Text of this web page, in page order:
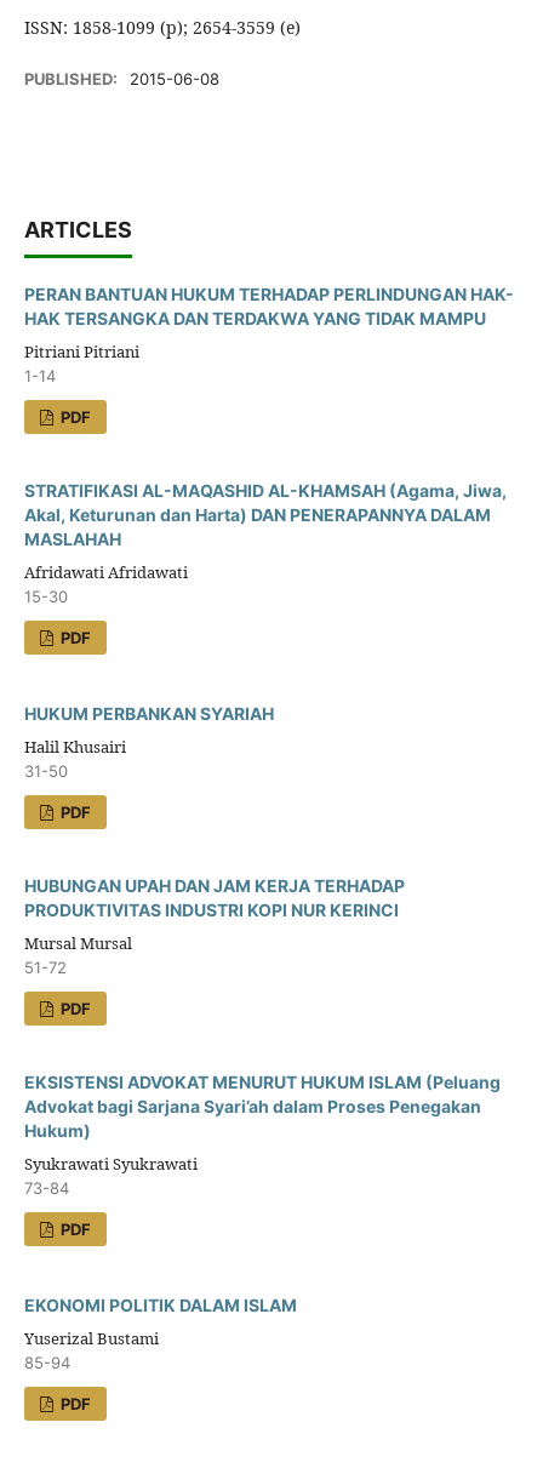
ISSN: 1858-1099 (p); 2654-3559 (e)
PUBLISHED: 2015-06-08
ARTICLES
PERAN BANTUAN HUKUM TERHADAP PERLINDUNGAN HAK-
HAK TERSANGKA DAN TERDAKWA YANG TIDAK MAMPU
Pitriani Pitriani
1-14
PDF
STRATIFIKASI AL-MAQASHID AL-KHAMSAH (Agama, Jiwa,
Akal, Keturunan dan Harta) DAN PENERAPANNYA DALAM
MASLAHAH
Afridawati Afridawati
15-30
PDF
HUKUM PERBANKAN SYARIAH
Halil Khusairi
31-50
PDF
HUBUNGAN UPAH DAN JAM KERJA TERHADAP
PRODUKTIVITAS INDUSTRI KOPI NUR KERINCI
Mursal Mursal
51-72
PDF
EKSISTENSI ADVOKAT MENURUT HUKUM ISLAM (Peluang
Advokat bagi Sarjana Syari’ah dalam Proses Penegakan
Hukum)
Syukrawati Syukrawati
73-84
PDF
EKONOMI POLITIK DALAM ISLAM
Yuserizal Bustami
85-94
PDF